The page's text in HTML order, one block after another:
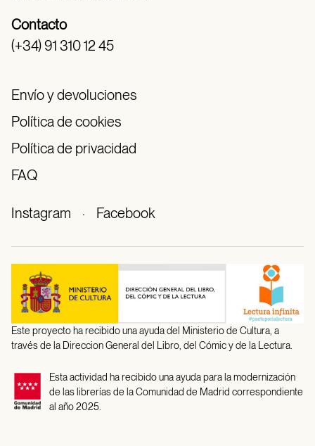
Contacto
(+34) 91 310 12 45
Envío y devoluciones
Política de cookies
Política de privacidad
FAQ
Instagram · Facebook
Este proyecto ha recibido una ayuda del Ministerio de Cultura, a
través de la Direccion General del Libro, del Cómic y de la Lectura.
Esta actividad ha recibido una ayuda para la modernización
de las librerías de la Comunidad de Madrid correspondiente
al año 2025.